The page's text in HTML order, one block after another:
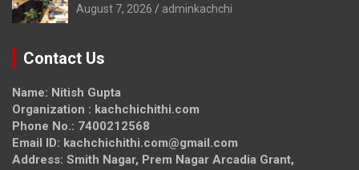
August 7, 2026 adminkachchi
Contact Us
Name: Nitish Gupta
Organization : kachchichithi.com
Phone No.: 7400212568
Email ID: kachchichithi.com@gmail.com
Address: Smith Nagar, Prem Nagar Arcadia Grant,